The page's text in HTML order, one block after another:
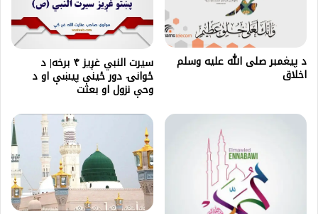
د پيغمبر صلى الله عليه وسلم
اخلاق
سیرت النبي غږیز ۴ برخه| د
ځوانۍ دور ځینې پيښې او د
وحې نزول او بعثت